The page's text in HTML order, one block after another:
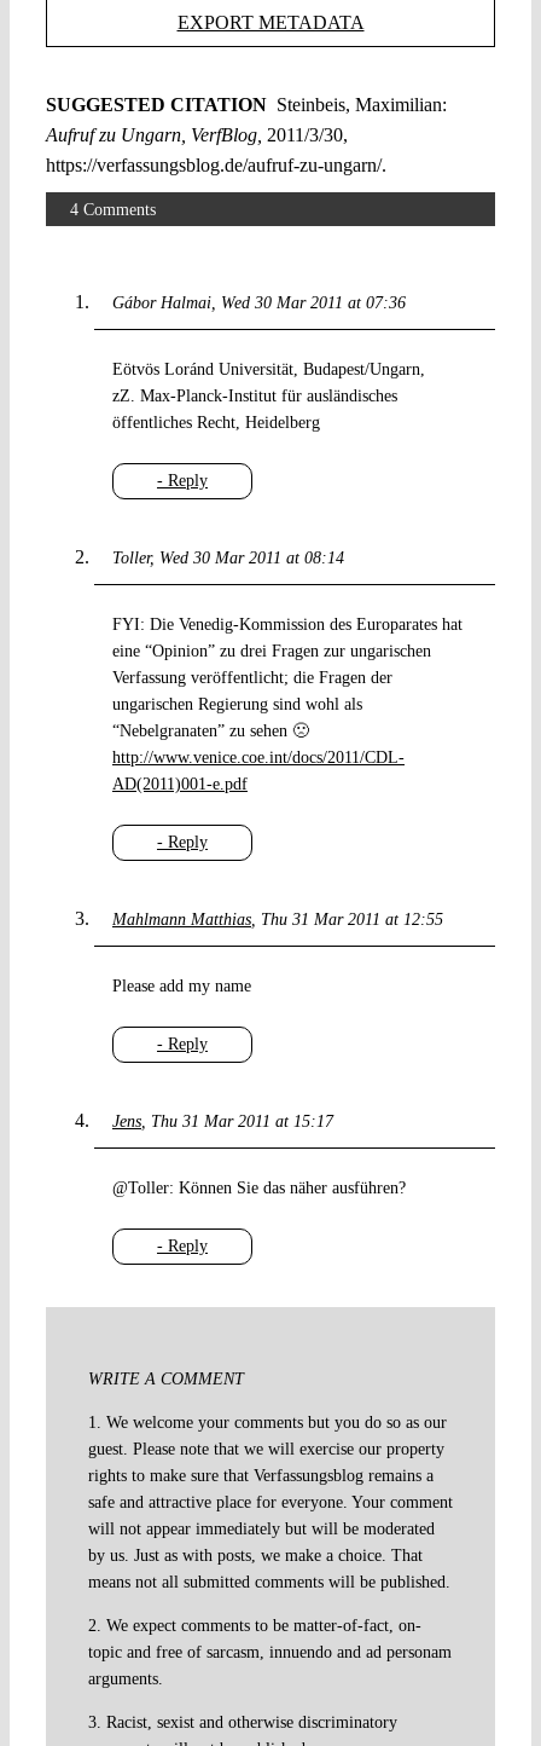
EXPORT METADATA
SUGGESTED CITATION Steinbeis, Maximilian:
Aufruf zu Ungarn, VerfBlog, 2011/3/30,
https://verfassungsblog.de/aufruf-zu-ungarn/.
4 Comments
Gábor Halmai Wed 30 Mar 2011 at 07:36
- Reply
Eötvös Loránd Universität, Budapest/Ungarn,
zZ. Max-Planck-Institut für ausländisches
öffentliches Recht, Heidelberg
Toller Wed 30 Mar 2011 at 08:14
- Reply
FYI: Die Venedig-Kommission des Europarates hat
eine “Opinion” zu drei Fragen zur ungarischen
Verfassung veröffentlicht; die Fragen der
ungarischen Regierung sind wohl als
“Nebelgranaten” zu sehen 🙁
http://www.venice.coe.int/docs/2011/CDL-
AD(2011)001-e.pdf
Mahlmann Matthias Thu 31 Mar 2011 at 12:55
- Reply
Please add my name
Jens Thu 31 Mar 2011 at 15:17
- Reply
@Toller: Können Sie das näher ausführen?
WRITE A COMMENT
1. We welcome your comments but you do so as our
guest. Please note that we will exercise our property
rights to make sure that Verfassungsblog remains a
safe and attractive place for everyone. Your comment
will not appear immediately but will be moderated
by us. Just as with posts, we make a choice. That
means not all submitted comments will be published.
2. We expect comments to be matter-of-fact, on-
topic and free of sarcasm, innuendo and ad personam
arguments.
3. Racist, sexist and otherwise discriminatory